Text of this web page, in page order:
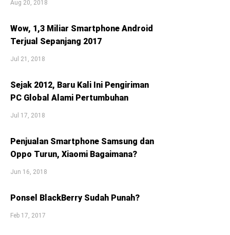
Aug 20, 2018
Wow, 1,3 Miliar Smartphone Android
Terjual Sepanjang 2017
Jul 21, 2018
Sejak 2012, Baru Kali Ini Pengiriman
PC Global Alami Pertumbuhan
Jul 17, 2018
Penjualan Smartphone Samsung dan
Oppo Turun, Xiaomi Bagaimana?
Jun 16, 2018
Ponsel BlackBerry Sudah Punah?
Feb 17, 2017